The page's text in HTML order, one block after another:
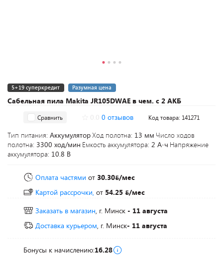
Сабельная пила Makita JR105DWAE в чем. с 2 АКБ
5+19 суперкредит Разумная цена
Сравнить 0 отзывов Код товара: 141271
Тип питания: АккумуляторХод полотна: 13 мм Число ходов
полотна: 3300 ход/мин Емкость аккумулятора: 2 А·ч Напряжение
аккумулятора: 10.8 В
Оплата частями от 30.30 /мес
Картой рассрочки, от 54.25
/мес
Заказать в магазин, г. Минск - 11 августа
Доставка курьером, г. Минск- 11 августа
Бонусы к начислению:16.28